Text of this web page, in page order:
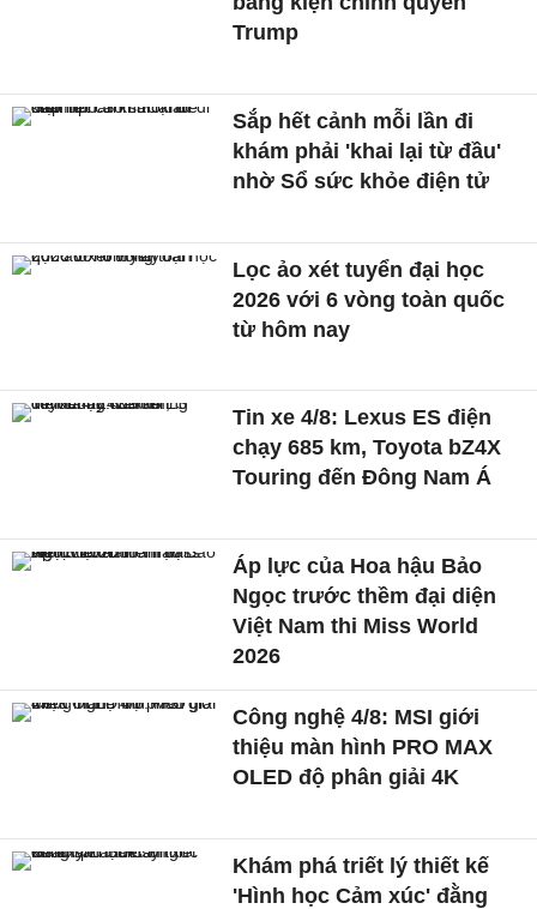
Trump
Sắp hết cảnh mỗi lần đi
khám phải 'khai lại từ đầu'
nhờ Sổ sức khỏe điện tử
Lọc ảo xét tuyển đại học
2026 với 6 vòng toàn quốc
từ hôm nay
Tin xe 4/8: Lexus ES điện
chạy 685 km, Toyota bZ4X
Touring đến Đông Nam Á
Áp lực của Hoa hậu Bảo
Ngọc trước thềm đại diện
Việt Nam thi Miss World
2026
Công nghệ 4/8: MSI giới
thiệu màn hình PRO MAX
OLED độ phân giải 4K
Khám phá triết lý thiết kế
'Hình học Cảm xúc' đằng